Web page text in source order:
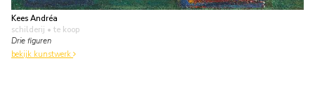
Kees Andréa
schilderij • te koop
Drie figuren
bekijk kunstwerk